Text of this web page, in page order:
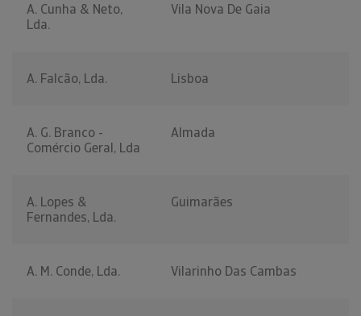
A. Cunha & Neto,
Lda.
Vila Nova De Gaia
A. Falcão, Lda. Lisboa
A. G. Branco -
Comércio Geral, Lda
Almada
A. Lopes &
Fernandes, Lda.
Guimarães
A. M. Conde, Lda. Vilarinho Das Cambas